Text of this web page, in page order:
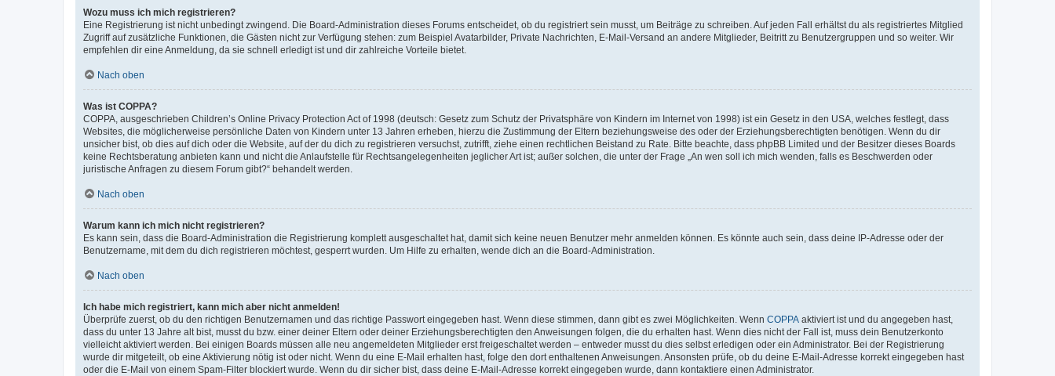
Wozu muss ich mich registrieren?
Eine Registrierung ist nicht unbedingt zwingend. Die Board-Administration dieses Forums entscheidet, ob du registriert sein musst, um Beiträge zu schreiben. Auf jeden Fall erhältst du als registriertes Mitglied
Zugriff auf zusätzliche Funktionen, die Gästen nicht zur Verfügung stehen: zum Beispiel Avatarbilder, Private Nachrichten, E-Mail-Versand an andere Mitglieder, Beitritt zu Benutzergruppen und so weiter. Wir
empfehlen dir eine Anmeldung, da sie schnell erledigt ist und dir zahlreiche Vorteile bietet.
Nach oben
Was ist COPPA?
COPPA, ausgeschrieben Children’s Online Privacy Protection Act of 1998 (deutsch: Gesetz zum Schutz der Privatsphäre von Kindern im Internet von 1998) ist ein Gesetz in den USA, welches festlegt, dass
Websites, die möglicherweise persönliche Daten von Kindern unter 13 Jahren erheben, hierzu die Zustimmung der Eltern beziehungsweise des oder der Erziehungsberechtigten benötigen. Wenn du dir
unsicher bist, ob dies auf dich oder die Website, auf der du dich zu registrieren versuchst, zutrifft, ziehe einen rechtlichen Beistand zu Rate. Bitte beachte, dass phpBB Limited und der Besitzer dieses Boards
keine Rechtsberatung anbieten kann und nicht die Anlaufstelle für Rechtsangelegenheiten jeglicher Art ist; außer solchen, die unter der Frage „An wen soll ich mich wenden, falls es Beschwerden oder
juristische Anfragen zu diesem Forum gibt?“ behandelt werden.
Nach oben
Warum kann ich mich nicht registrieren?
Es kann sein, dass die Board-Administration die Registrierung komplett ausgeschaltet hat, damit sich keine neuen Benutzer mehr anmelden können. Es könnte auch sein, dass deine IP-Adresse oder der
Benutzername, mit dem du dich registrieren möchtest, gesperrt wurden. Um Hilfe zu erhalten, wende dich an die Board-Administration.
Nach oben
Ich habe mich registriert, kann mich aber nicht anmelden!
Überprüfe zuerst, ob du den richtigen Benutzernamen und das richtige Passwort eingegeben hast. Wenn diese stimmen, dann gibt es zwei Möglichkeiten. Wenn COPPA aktiviert ist und du angegeben hast,
dass du unter 13 Jahre alt bist, musst du bzw. einer deiner Eltern oder deiner Erziehungsberechtigten den Anweisungen folgen, die du erhalten hast. Wenn dies nicht der Fall ist, muss dein Benutzerkonto
vielleicht aktiviert werden. Bei einigen Boards müssen alle neu angemeldeten Mitglieder erst freigeschaltet werden – entweder musst du dies selbst erledigen oder ein Administrator. Bei der Registrierung
wurde dir mitgeteilt, ob eine Aktivierung nötig ist oder nicht. Wenn du eine E-Mail erhalten hast, folge den dort enthaltenen Anweisungen. Ansonsten prüfe, ob du deine E-Mail-Adresse korrekt eingegeben hast
oder die E-Mail von einem Spam-Filter blockiert wurde. Wenn du dir sicher bist, dass deine E-Mail-Adresse korrekt eingegeben wurde, dann kontaktiere einen Administrator.